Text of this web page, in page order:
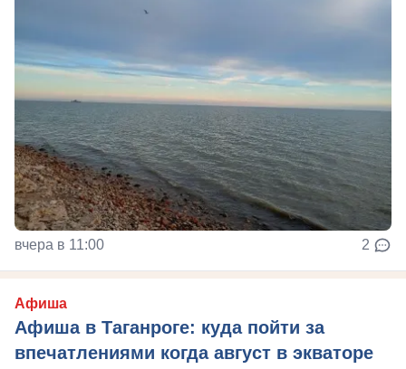
вчера в 11:00 2
Афиша
Афиша в Таганроге: куда пойти за
впечатлениями когда август в экваторе